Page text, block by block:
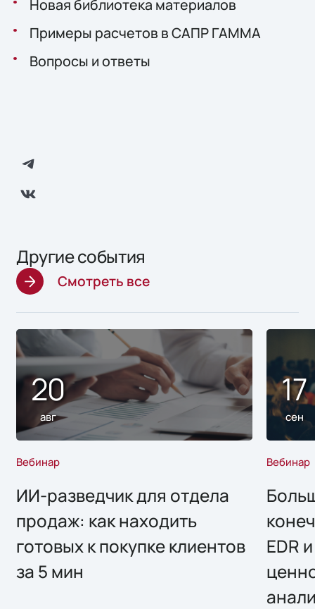
Новая библиотека материалов
Примеры расчетов в САПР ГАММА
Вопросы и ответы
Другие события
Смотреть все
20
авг
Вебинар
ИИ-разведчик для отдела
продаж: как находить
готовых к покупке клиентов
за 5 мин
17
сен
Вебинар
EDR